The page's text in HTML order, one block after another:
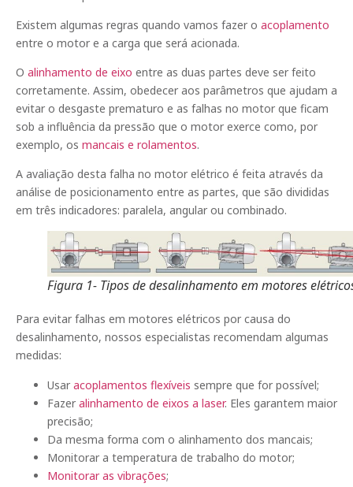
Existem algumas regras quando vamos fazer o acoplamento
entre o motor e a carga que será acionada.
O alinhamento de eixo entre as duas partes deve ser feito
corretamente. Assim, obedecer aos parâmetros que ajudam a
evitar o desgaste prematuro e as falhas no motor que ficam
sob a influência da pressão que o motor exerce como, por
exemplo, os mancais e rolamentos.
A avaliação desta falha no motor elétrico é feita através da
análise de posicionamento entre as partes, que são divididas
em três indicadores: paralela, angular ou combinado.
Figura 1- Tipos de desalinhamento em motores
Para evitar falhas em motores elétricos por causa do
desalinhamento, nossos especialistas recomendam algumas
medidas:
Usar acoplamentos flexíveis sempre que for possível;
Fazer alinhamento de eixos a laser. Eles garantem maior
precisão;
Da mesma forma com o alinhamento dos mancais;
Monitorar a temperatura de trabalho do motor;
Monitorar as vibrações;